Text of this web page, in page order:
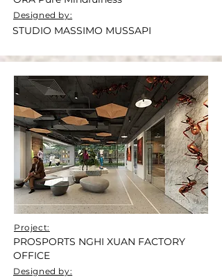
Designed by:
STUDIO MASSIMO MUSSAPI
Project:
PROSPORTS NGHI XUAN FACTORY
OFFICE
Designed by: